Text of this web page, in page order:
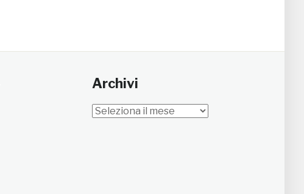
Archivi
Archivi